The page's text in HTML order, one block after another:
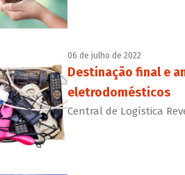
06 de julho de 2022
Destinação final e
eletrodomésticos
Central de Logística